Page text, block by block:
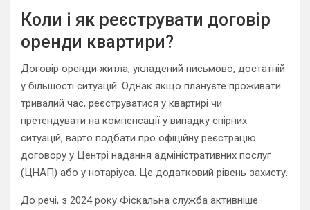
Коли і як реєструвати договір
оренди квартири?
Договір оренди житла, укладений письмово, достатній
у більшості ситуацій. Однак якщо плануєте проживати
тривалий час, реєструватися у квартирі чи
претендувати на компенсації у випадку спірних
ситуацій, варто подбати про офіційну реєстрацію
договору у Центрі надання адміністративних послуг
(ЦНАП) або у нотаріуса. Це додатковий рівень захисту.
До речі, з 2024 року Фіскальна служба активніше